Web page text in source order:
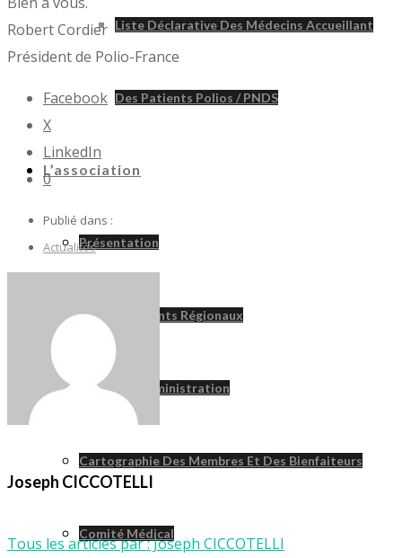
Liste Déclarative Des Médecins Accueillant
Des Patients Polios / PNDS
L’association
Présentation
Correspondants Régionaux
Conseil D’administration
Cartographie Des Membres Et Des Bienfaiteurs
Comité Médical
Robert Cordier
Président de Polio-France
Facebook
X
LinkedIn
0
Publié dans :
Actualités
Joseph CICCOTELLI
Tous les articles par : Joseph CICCOTELLI